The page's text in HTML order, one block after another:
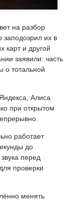
на разбор
заподозрил их в
карт и другой
заявили: часть
о тотальной
Алиса
при открытом
работает
до
перед
проверки
менять